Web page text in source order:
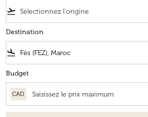
flight_takeoff
Destination
flight_land
Budget
CAD